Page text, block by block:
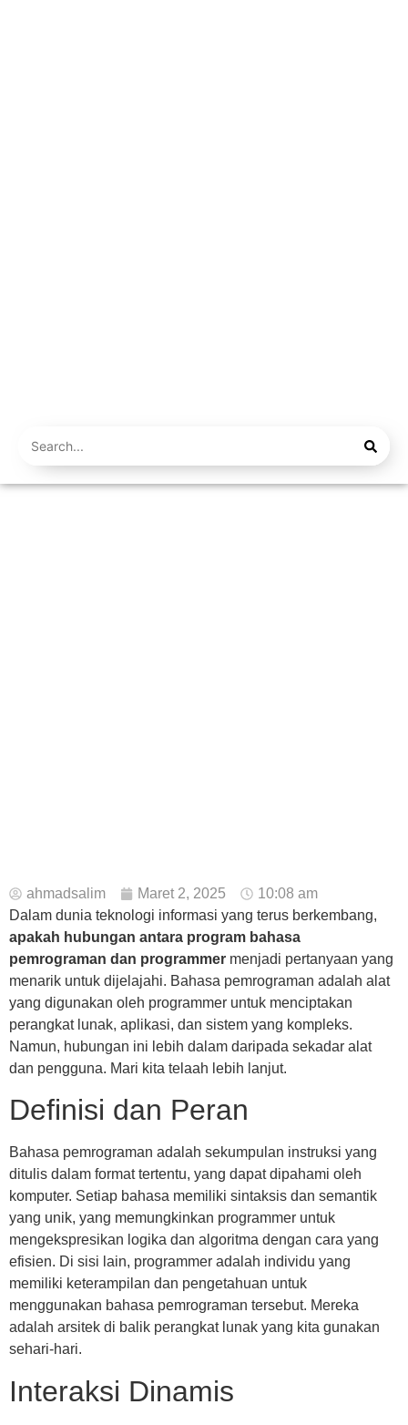
ahmadsalim Maret 2, 2025
10:08 am
Dalam dunia teknologi informasi yang terus berkembang,
apakah hubungan antara program bahasa
pemrograman dan programmer menjadi pertanyaan yang
menarik untuk dijelajahi. Bahasa pemrograman adalah alat
yang digunakan oleh programmer untuk menciptakan
perangkat lunak, aplikasi, dan sistem yang kompleks.
Namun, hubungan ini lebih dalam daripada sekadar alat
dan pengguna. Mari kita telaah lebih lanjut.
Definisi dan Peran
Bahasa pemrograman adalah sekumpulan instruksi yang
ditulis dalam format tertentu, yang dapat dipahami oleh
komputer. Setiap bahasa memiliki sintaksis dan semantik
yang unik, yang memungkinkan programmer untuk
mengekspresikan logika dan algoritma dengan cara yang
efisien. Di sisi lain, programmer adalah individu yang
memiliki keterampilan dan pengetahuan untuk
menggunakan bahasa pemrograman tersebut. Mereka
adalah arsitek di balik perangkat lunak yang kita gunakan
sehari-hari.
Interaksi Dinamis